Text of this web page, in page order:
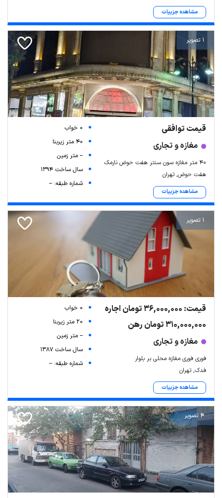
Leaflet| Map data © ariamarz.com
مشاهده جزییات
1 تصویر
قیمت توافقی
مغازه و تجاری
۴۰ متر مغازه سون سنتر هفت حوض نارمک
هفت حوض, تهران
مشاهده جزییات
0 خواب
40 متر زیربنا
-- متر زمین
سال ساخت 1394
شماره طبقه: --
1 تصویر
قیمت: 36,000,000 تومان اجاره
310,000,000 تومان رهن
مغازه و تجاری
فوری فوری مغازه محلی بر بلوار
فدک, تهران
مشاهده جزییات
0 خواب
20 متر زیربنا
-- متر زمین
سال ساخت 1387
شماره طبقه: --
4 تصویر